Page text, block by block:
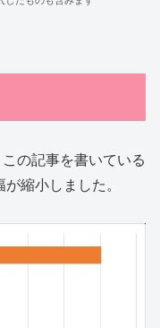
の記事を書いている
縮小しました。